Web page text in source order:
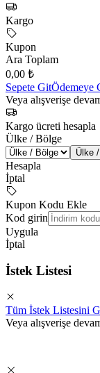
Kargo
Kupon
Ara Toplam
0,00 ₺
Sepete GitÖdemeye
Veya alışverişe
Kargo ücreti hesapla
Ülke / Bölge
Ülke
Hesapla
İptal
Kupon Kodu Ekle
Kod girin
Uygula
İptal
İstek Listesi
Tüm İstek Listesini
Veya alışverişe